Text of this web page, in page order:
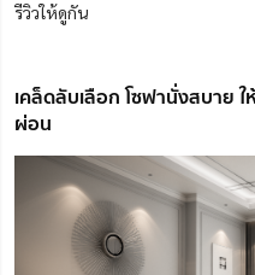
รีวิวให้ดูกัน
เคล็ดลับเลือก โซฟานั่งสบาย
ผ่อน